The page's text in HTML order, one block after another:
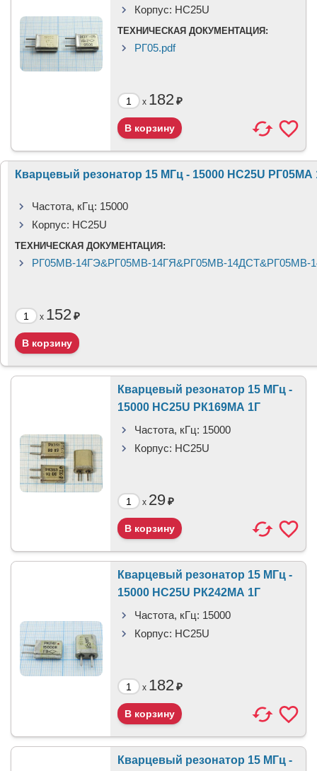
Корпус: HC25U
ТЕХНИЧЕСКАЯ ДОКУМЕНТАЦИЯ:
РГ05.pdf
x 182₽
Кварцевый резонатор 15 МГц - 15000 HC25U РГ05МА
Частота, кГц: 15000
Корпус: HC25U
ТЕХНИЧЕСКАЯ ДОКУМЕНТАЦИЯ:
РГ05МВ-14ГЭ&РГ05МВ-14ГЯ&РГ05МВ-
x 152₽
Кварцевый резонатор 15 МГц -
15000 HC25U РК169МА 1Г
Частота, кГц: 15000
Корпус: HC25U
x 29₽
Кварцевый резонатор 15 МГц -
15000 HC25U РК242МА 1Г
Частота, кГц: 15000
Корпус: HC25U
x 182₽
Кварцевый резонатор 15 МГц -